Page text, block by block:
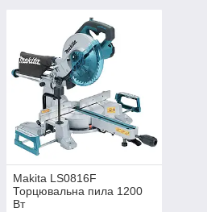
Makita LS0816F
Торцювальна пила 1200
Вт